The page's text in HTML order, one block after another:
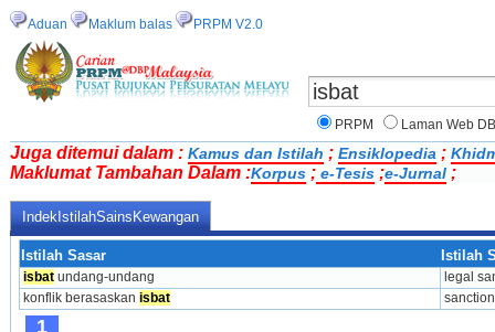
Aduan Maklum balas PRPM V2.0
PRPM Laman Web
Juga ditemui dalam : Kamus dan Istilah ; Ensiklopedia ;
Maklumat Tambahan Dalam :Korpus ; e-Tesis ;e-Jurnal ;
IndekIstilahSainsKewangan
Istilah Sasar Istilah
isbat undang-undang
legal
konflik berasaskan isbat
1